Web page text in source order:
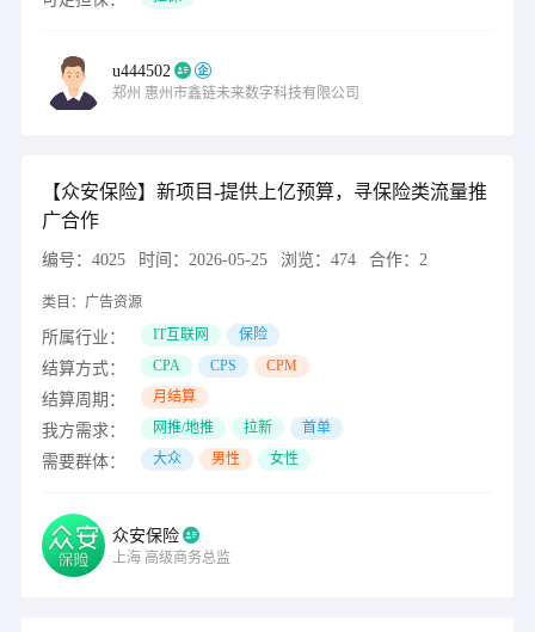
u444502
郑州 惠州市鑫链未来数字科技有限公司
【众安保险】新项目-提供上亿预算，寻保险类流量推
广合作
编号： 4025 时间： 2026-05-25 浏览： 474 合作： 2
类目： 广告资源
所属行业： IT互联网 保险
结算方式： CPA CPS CPM
结算周期： 月结算
我方需求： 网推/地推 拉新 首单
需要群体： 大众 男性 女性
众安保险
上海 高级商务总监